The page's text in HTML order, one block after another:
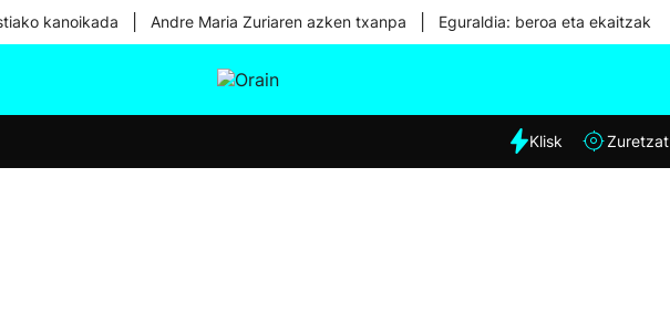
kanoikada Andre Maria Zuriaren azken txanpa Eguraldia: beroa eta ekaitzak
Eguraldia
Klisk Zuretzat